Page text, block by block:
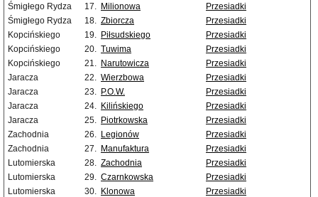
Śmigłego Rydza
17. Milionowa
Przesiadki
Śmigłego Rydza
18. Zbiorcza
Przesiadki
Kopcińskiego
19. Piłsudskiego
Przesiadki
Kopcińskiego
20. Tuwima
Przesiadki
Kopcińskiego
21. Narutowicza
Przesiadki
Jaracza
22. Wierzbowa
Przesiadki
Jaracza
23. P.O.W.
Przesiadki
Jaracza
24. Kilińskiego
Przesiadki
Jaracza
25. Piotrkowska
Przesiadki
Zachodnia
26. Legionów
Przesiadki
Zachodnia
27. Manufaktura
Przesiadki
Lutomierska
28. Zachodnia
Przesiadki
Lutomierska
29. Czarnkowska
Przesiadki
Lutomierska
30. Klonowa Przesiadki